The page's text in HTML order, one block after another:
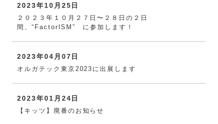
2023年10月25日
２０２３年１０月２７日〜２８日の２日
間、“FactorISM” に参加します！
2023年04月07日
オルガテック東京2023に出展します
2023年01月24日
【キッツ】廃番のお知らせ